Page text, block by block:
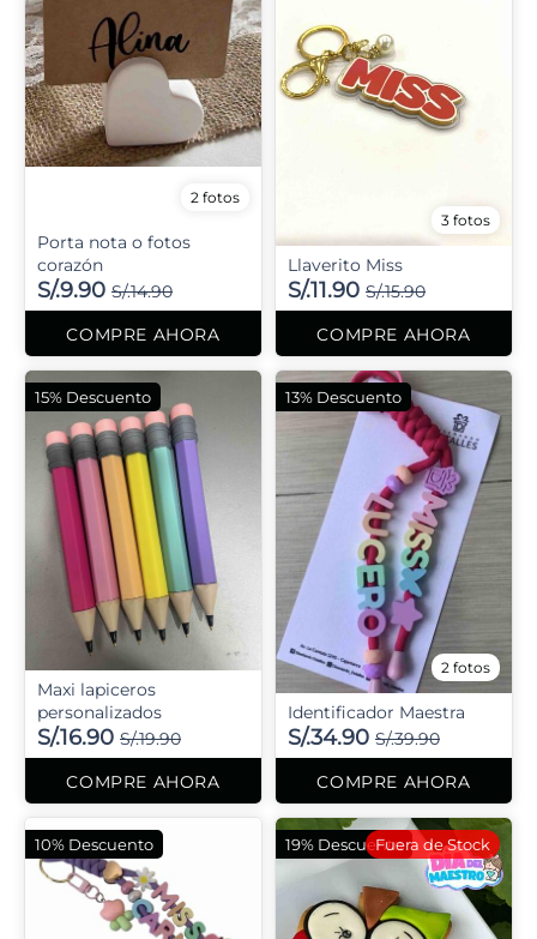
2 fotos
Porta nota o fotos
corazón
S/.9.90 S/.14.90
COMPRE AHORA
3 fotos
Llaverito Miss
S/.11.90 S/.15.90
COMPRE AHORA
Maxi lapiceros
personalizados
S/.16.90 S/.19.90
COMPRE AHORA
15% Descuento
2 fotos
Identificador Maestra
S/.34.90 S/.39.90
COMPRE AHORA
13% Descuento
10% Descuento 19% DescuentoFuera de Stock